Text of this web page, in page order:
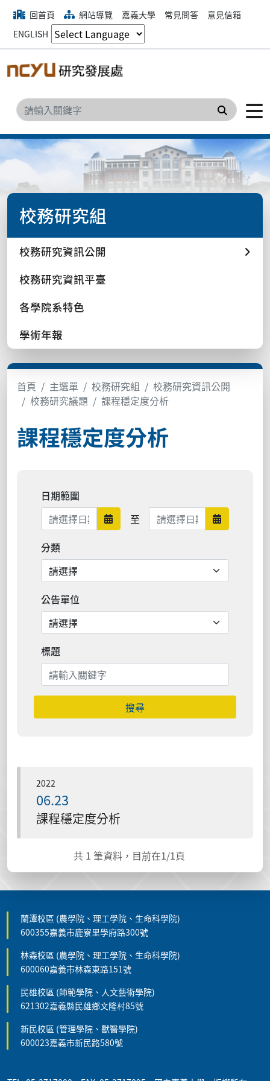
回首頁 網站導覽 嘉義大學 常見問答
意見信箱
ENGLISH
搜尋
校務研究組
校務研究資訊公開
校務研究資訊平臺
各學院系特色
學術年報
首頁 主選單 校務研究組
校務研究資訊公開
校務研究議題
課程穩定度分析
課程穩定度分析
日期範圍
日期範圍開始
至 日期範圍結束 日期範圍
分類
公告單位
標題
搜尋
2022
06.23
課程穩定度分析
共 1 筆資料，目前在1/1頁
蘭潭校區 (農學院、理工學院、生命科學院)
600355嘉義市鹿寮里學府路300號
林森校區 (農學院、理工學院、生命科學院)
600060嘉義市林森東路151號
民雄校區 (師範學院、人文藝術學院)
621302嘉義縣民雄鄉文隆村85號
新民校區 (管理學院、獸醫學院)
600023嘉義市新民路580號